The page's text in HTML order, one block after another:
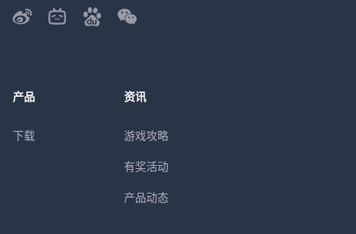
产品
下载
资讯
游戏攻略
有奖活动
产品动态